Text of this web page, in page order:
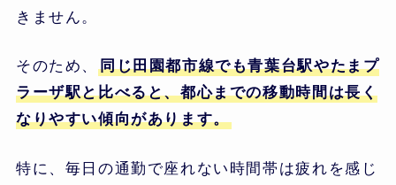
きません。
そのため、
同じ田園都市線でも青葉台駅やたまプ
ラーザ駅と比べると、都心までの移動時間は長く
なりやすい傾向があります。
特に、毎日の通勤で座れない時間帯は疲れを感じ